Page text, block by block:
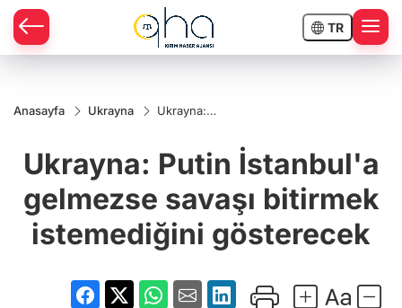
TR
Anasayfa Ukrayna
Ukrayna:
gelmezse
savaşı
istemediğini
gösterecek
Ukrayna: Putin İstanbul'a
gelmezse savaşı bitirmek
istemediğini gösterecek